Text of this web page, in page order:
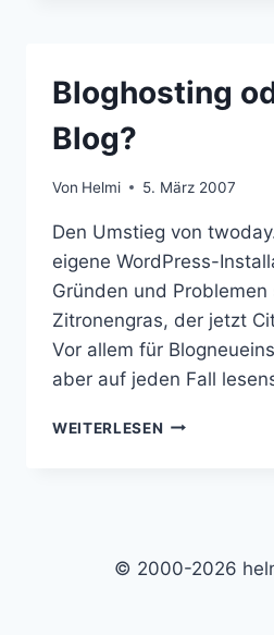
Bloghosting
Blog?
Von Helmi 5. März 2007
Den Umstieg von
eigene WordPress-
Gründen und
Zitronengras, der jetzt
Vor allem für
aber auf jeden Fall
WEITERLESEN BLOGHOSTING
© 2000-2026